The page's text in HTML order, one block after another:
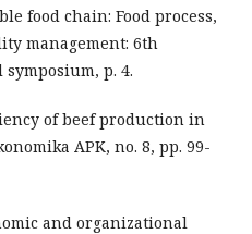
food chain: Food process,
management: 6th
p. 4.
of beef production in
APK, no. 8, pp. 99-
and organizational